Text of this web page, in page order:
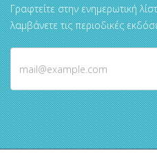
Γραφτείτε στην ενημερωτική
λαμβάνετε τις περιοδικές